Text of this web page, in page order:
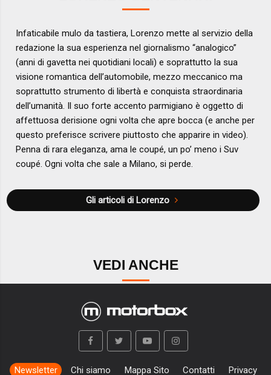
Infaticabile mulo da tastiera, Lorenzo mette al servizio della
redazione la sua esperienza nel giornalismo “analogico”
(anni di gavetta nei quotidiani locali) e soprattutto la sua
visione romantica dell’automobile, mezzo meccanico ma
soprattutto strumento di libertà e conquista straordinaria
dell’umanità. Il suo forte accento parmigiano è oggetto di
affettuosa derisione ogni volta che apre bocca (e anche per
questo preferisce scrivere piuttosto che apparire in video).
Penna di rara eleganza, ama le coupé, un po’ meno i Suv
coupé. Ogni volta che sale a Milano, si perde.
Gli articoli di Lorenzo
VEDI ANCHE
Newsletter Chi siamo Mappa Sito Contatti Privacy